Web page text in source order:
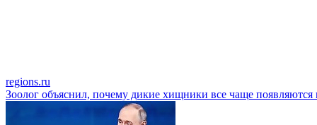
regions.ru
Зоолог объяснил, почему дикие хищники все чаще появляются